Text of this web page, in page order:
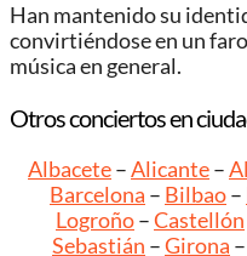
Han mantenido su
convirtiéndose en un
música en general.
Otros conciertos en
Albacete–Alicante–
Barcelona – Bilbao–
Logroño–Castellón
Sebastián –Girona –